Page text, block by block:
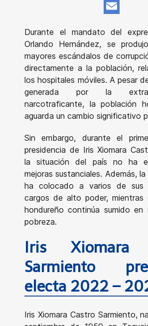
WhatsApp
Durante el mandato del
Orlando Hernández, se
mayores escándalos de
directamente a la población,
los hospitales móviles. A pesar
generada por la
narcotraficante, la población
aguarda un cambio significativo
Sin embargo, durante el
presidencia de Iris Xiomara
la situación del país no ha
mejoras sustanciales. Además,
ha colocado a varios de sus
cargos de alto poder, mientras
hondureño continúa sumido en
pobreza.
Iris Xiomara
Sarmiento
electa 2022 –
Iris Xiomara Castro Sarmiento,